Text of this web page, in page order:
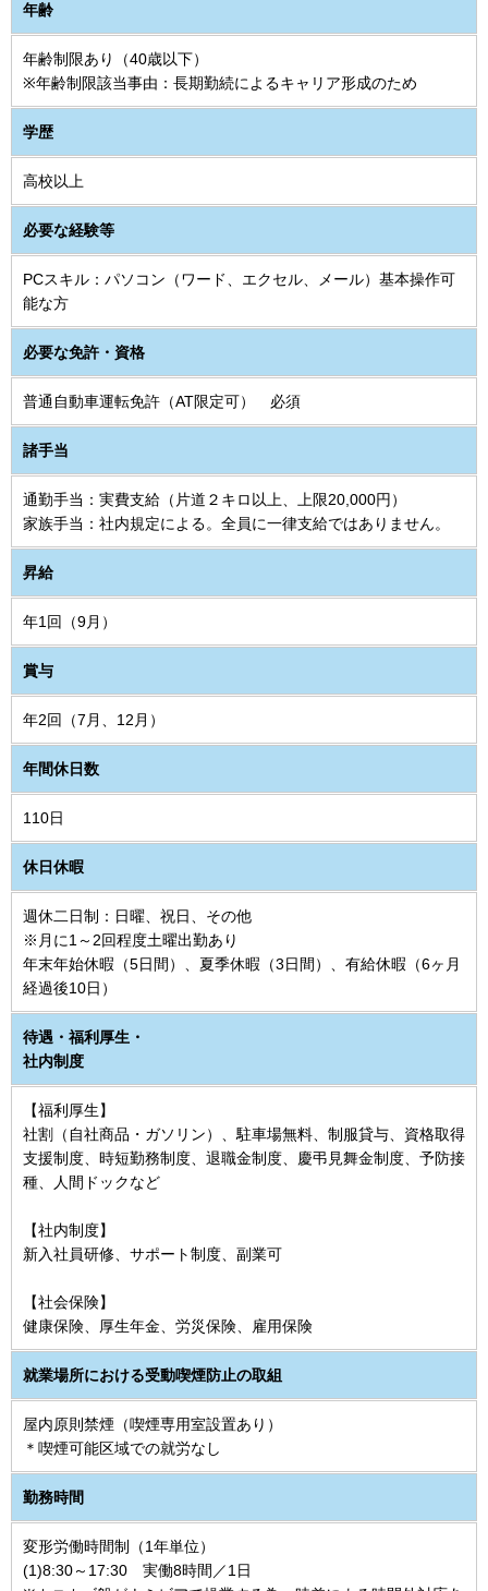
年齢
年齢制限あり（40歳以下）
※年齢制限該当事由：長期勤続によるキャリア形成のため
学歴
高校以上
必要な経験等
PCスキル：パソコン（ワード、エクセル、メール）基本操作可
能な方
必要な免許・資格
普通自動車運転免許（AT限定可） 必須
諸手当
通勤手当：実費支給（片道２キロ以上、上限20,000円）
家族手当：社内規定による。全員に一律支給ではありません。
昇給
年1回（9月）
賞与
年2回（7月、12月）
年間休日数
110日
休日休暇
週休二日制：日曜、祝日、その他
※月に1～2回程度土曜出勤あり
年末年始休暇（5日間）、夏季休暇（3日間）、有給休暇（6ヶ月
経過後10日）
待遇・福利厚生・
社内制度
【福利厚生】
社割（自社商品・ガソリン）、駐車場無料、制服貸与、資格取得
支援制度、時短勤務制度、退職金制度、慶弔見舞金制度、予防接
種、人間ドックなど
【社内制度】
新入社員研修、サポート制度、副業可
【社会保険】
健康保険、厚生年金、労災保険、雇用保険
就業場所における受動喫煙防止の取組
屋内原則禁煙（喫煙専用室設置あり）
＊喫煙可能区域での就労なし
勤務時間
変形労働時間制（1年単位）
(1)8:30～17:30 実働8時間／1日